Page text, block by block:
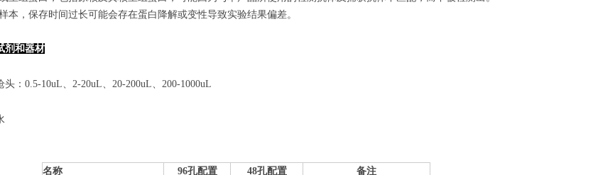
本，保存时间过长可能会存在蛋白降解或变性导致实验结果偏差。
剂和器材
：0.5-10uL、2-20uL、20-200uL、200-1000uL
名称
96孔配置 48孔配置
备注